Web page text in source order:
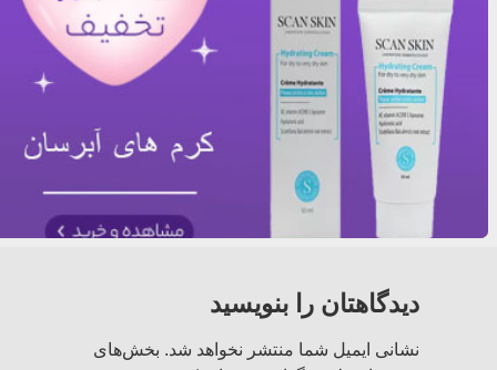
دیدگاهتان را بنویسید
نشانی ایمیل شما منتشر نخواهد شد. بخش‌های